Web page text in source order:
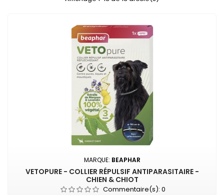
MARQUE: BEAPHAR
VETOPURE - COLLIER RÉPULSIF ANTIPARASITAIRE -
CHIEN & CHIOT
Commentaire(s): 0